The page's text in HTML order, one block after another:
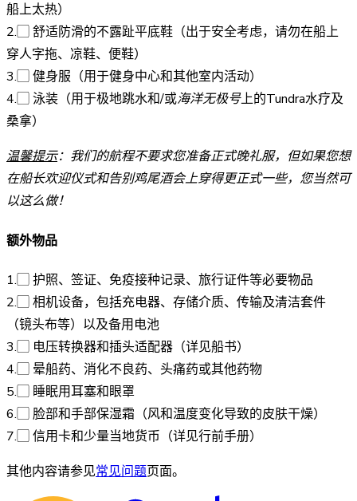
船上太热）
2.▢ 舒适防滑的不露趾平底鞋（出于安全考虑，请勿在船上
穿人字拖、凉鞋、便鞋）
3.▢ 健身服（用于健身中心和其他室内活动）
4.▢ 泳装（用于极地跳水和/或海洋无极号上的Tundra水疗及
桑拿）
温馨提示：我们的航程不要求您准备正式晚礼服，但如果您想
在船长欢迎仪式和告别鸡尾酒会上穿得更正式一些，您当然可
以这么做！
额外物品
1.▢ 护照、签证、免疫接种记录、旅行证件等必要物品
2.▢ 相机设备，包括充电器、存储介质、传输及清洁套件
（镜头布等）以及备用电池
3.▢ 电压转换器和插头适配器（详见船书）
4.▢ 晕船药、消化不良药、头痛药或其他药物
5.▢ 睡眠用耳塞和眼罩
6.▢ 脸部和手部保湿霜（风和温度变化导致的皮肤干燥）
7.▢ 信用卡和少量当地货币（详见行前手册）
其他内容请参见常见问题页面。